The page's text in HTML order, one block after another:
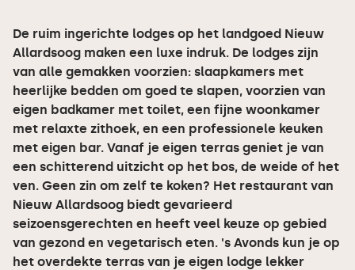
De ruim ingerichte lodges op het landgoed Nieuw
Allardsoog maken een luxe indruk. De lodges zijn
van alle gemakken voorzien: slaapkamers met
heerlijke bedden om goed te slapen, voorzien van
eigen badkamer met toilet, een fijne woonkamer
met relaxte zithoek, en een professionele keuken
met eigen bar. Vanaf je eigen terras geniet je van
een schitterend uitzicht op het bos, de weide of het
ven. Geen zin om zelf te koken? Het restaurant van
Nieuw Allardsoog biedt gevarieerd
seizoensgerechten en heeft veel keuze op gebied
van gezond en vegetarisch eten. 's Avonds kun je op
het overdekte terras van je eigen lodge lekker